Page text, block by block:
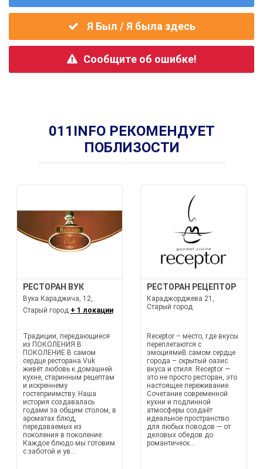
Я Был / Я была здесь
Сообщите об ошибке!
011INFO РЕКОМЕНДУЕТ
ПОБЛИЗОСТИ
РЕСТОРАН ВУК
Вука Караджича, 12,
Старый город + 1 локации
Традиции, передающиеся
из ПОКОЛЕНИЯ В
ПОКОЛЕНИЕ В самом
сердце ресторана Vuk
живёт любовь к домашней
кухне, старинным рецептам
и искреннему
гостеприимству. Наша
история создавалась
годами за общим столом, в
ароматах блюд,
передаваемых из
поколения в поколение.
Каждое блюдо мы готовим
с заботой и ув...
РЕСТОРАН РЕЦЕПТОР
Караджорджева 21,
Старый город
Receptor – место, где вкусы
переплетаются с
эмоциямиВ самом сердце
города – скрытый оазис
вкуса и стиля. Receptor —
это не просто ресторан, это
настоящее переживание.
Сочетание современной
кухни и подлинной
атмосферы создаёт
идеальное пространство
для любых поводов — от
деловых обедов до
романтическ...